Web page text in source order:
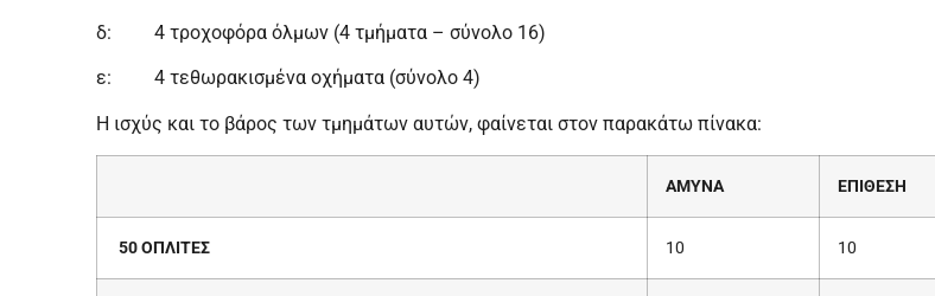
δ: 4 τροχοφόρα όλμων (4 τμήματα – σύνολο 16)
ε: 4 τεθωρακισμένα οχήματα (σύνολο 4)
Η ισχύς και το βάρος των τμημάτων αυτών, φαίνεται στον παρακάτω πίνακα:
ΑΜΥΝΑ ΕΠΙΘΕΣΗ
50 ΟΠΛΙΤΕΣ 10 10